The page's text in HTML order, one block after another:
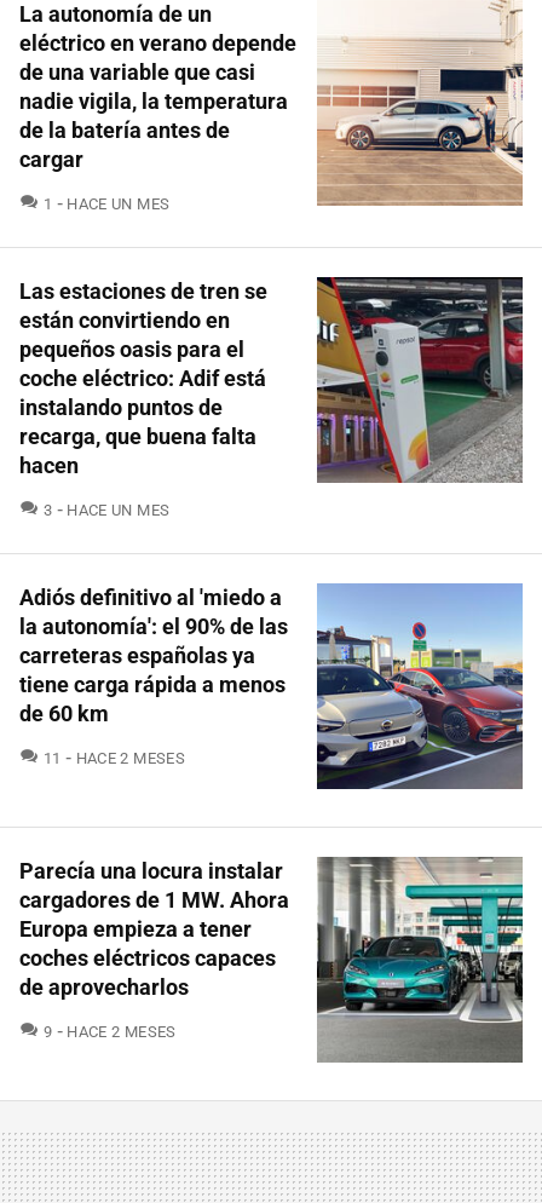
La autonomía de un
eléctrico en verano depende
de una variable que casi
nadie vigila, la temperatura
de la batería antes de
cargar
1 COMENTARIOS
HACE UN MES
Las estaciones de tren se
están convirtiendo en
pequeños oasis para el
coche eléctrico: Adif está
instalando puntos de
recarga, que buena falta
hacen
3 COMENTARIOS
HACE UN MES
Adiós definitivo al 'miedo a
la autonomía': el 90% de las
carreteras españolas ya
tiene carga rápida a menos
de 60 km
11 COMENTARIOS
HACE 2 MESES
Parecía una locura instalar
cargadores de 1 MW. Ahora
Europa empieza a tener
coches eléctricos capaces
de aprovecharlos
9 COMENTARIOS
HACE 2 MESES